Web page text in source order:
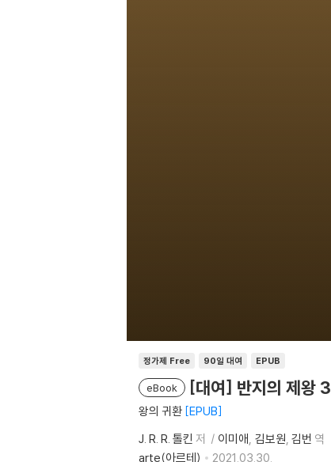
정가제 Free 90일 대여 EPUB
eBook [대여] 반지의 제왕 3
왕의 귀환 EPUB
J. R. R. 톨킨 저 이미애 김보원 김번 역
arte(아르테)
2021.03.30.